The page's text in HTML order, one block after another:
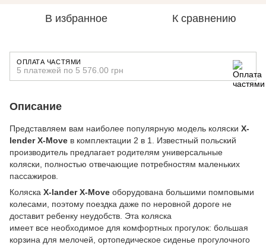
В избранное К сравнению
ОПЛАТА ЧАСТЯМИ
5 платежей по 5 576.00 грн
Описание
Представляем вам наиболее популярную модель коляски X-
lender X-Move в комплектации 2 в 1. Известный польский
производитель предлагает родителям универсальные
коляски, полностью отвечающие потребностям маленьких
пассажиров.
Коляска Х-lander X-Move оборудована большими помповыми
колесами, поэтому поездка даже по неровной дороге не
доставит ребенку неудобств. Эта коляска
имеет все необходимое для комфортных прогулок: большая
корзина для мелочей, ортопедическое сиденье прогулочного